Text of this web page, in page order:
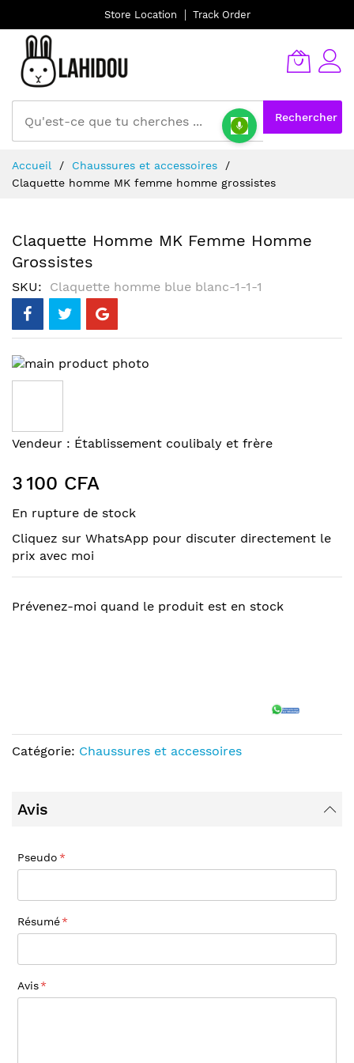
Store Location Track Order
Rechercher
au
contenu
Accueil
Chaussures et accessoires
Claquette homme MK femme homme grossistes
Claquette Homme MK Femme Homme
Grossistes
SKU Claquette homme blue blanc-1-1-1
Skip
to
of
the
gallery
Skip
the
beginning
of
images
gallery
Vendeur : Établissement coulibaly et frère
3 100 CFA
En rupture de stock
Cliquez sur WhatsApp pour discuter directement le
prix avec moi
Prévenez-moi quand le produit est en stock
Catégorie: Chaussures et accessoires
Avis
Pseudo
Résumé
Avis